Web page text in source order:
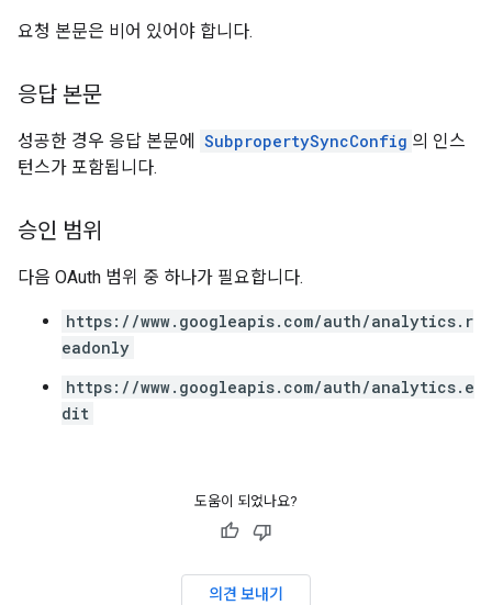
요청 본문은 비어 있어야 합니다.
응답 본문
성공한 경우 응답 본문에 SubpropertySyncConfig 의 인스
턴스가 포함됩니다.
승인 범위
다음 OAuth 범위 중 하나가 필요합니다.
https://www.googleapis.com/auth/analytics.r
eadonly
https://www.googleapis.com/auth/analytics.e
dit
도움이 되었나요?
의견 보내기